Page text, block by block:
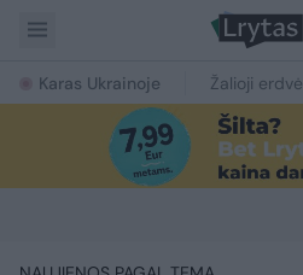
Karas Ukrainoje Žalioji erdvė